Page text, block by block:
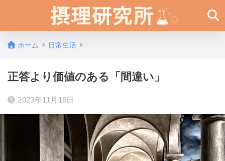
ホーム 日常生活
正答より価値のある「間違い」
2023年11月16日